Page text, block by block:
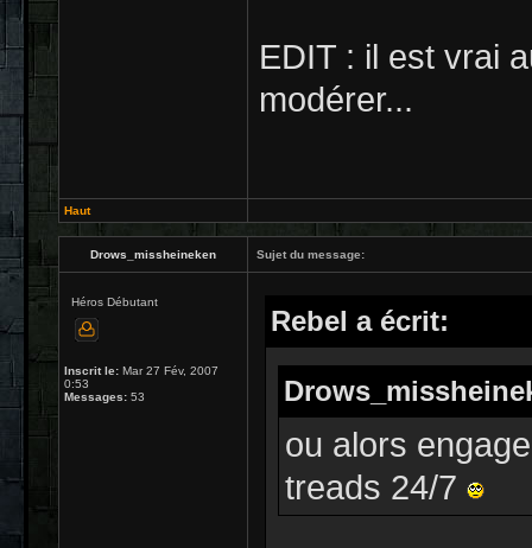
EDIT : il est vrai
modérer...
Haut
Drows_missheineken Sujet du message:
Héros Débutant
Inscrit le: Mar 27 Fév, 2007
0:53
Messages: 53
Rebel a écrit:
ou alors
treads 24/7